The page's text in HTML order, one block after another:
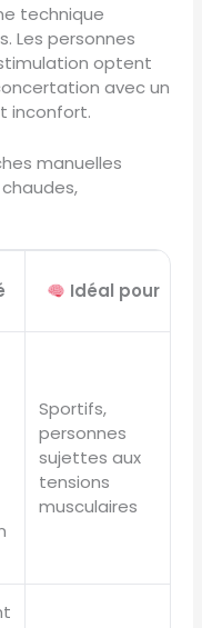
technique
Les personnes
optent
avec un
inconfort.
manuelles
Idéal pour
Sportifs,
personnes
sujettes aux
tensions
musculaires